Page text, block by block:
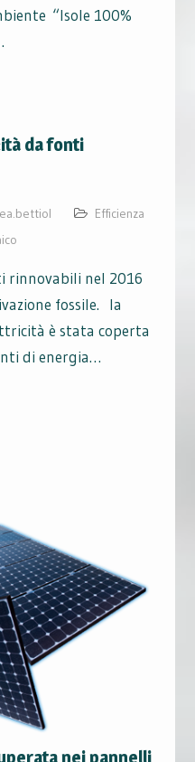
“Isole 100%
da fonti
Efficienza
rinnovabili nel 2016
fossile. la
è stata coperta
di energia…